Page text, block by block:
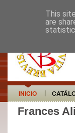
INICIO
Frances
This
are